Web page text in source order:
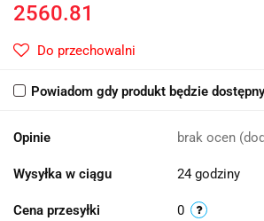
2560.81
Do przechowalni
Powiadom gdy produkt będzie dostępny
Opinie brak ocen
Wysyłka w ciągu 24 godziny
Cena przesyłki 0